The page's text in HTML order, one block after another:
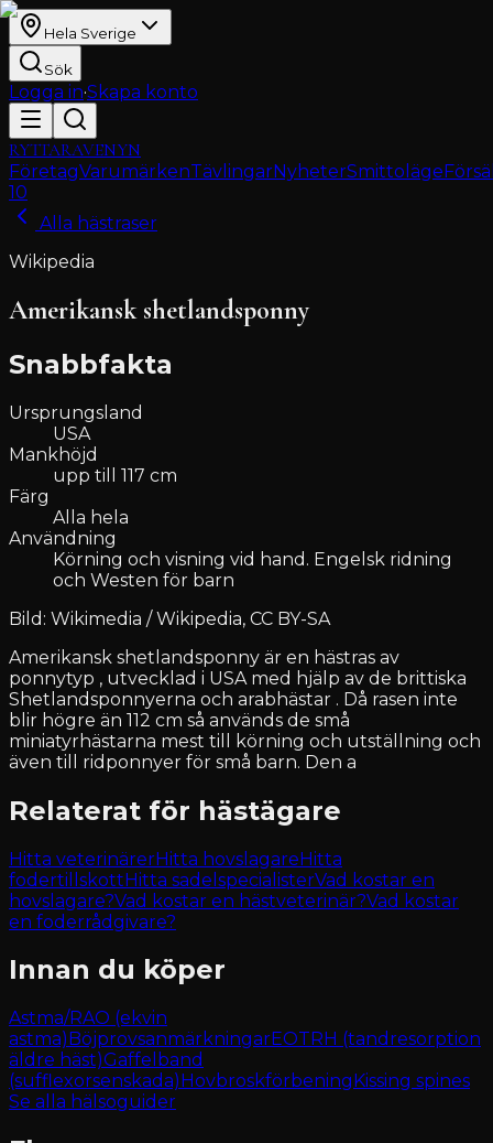
Hela Sverige
Sök
Logga in·Skapa konto
RYTTARAVENYN
FöretagVarumärkenTävlingarNyheterSmittoläge
10
Alla hästraser
Wikipedia
Amerikansk shetlandsponny
Snabbfakta
Ursprungsland
USA
Mankhöjd
upp till 117 cm
Färg
Alla hela
Användning
Körning och visning vid hand. Engelsk ridning
och Westen för barn
Bild: Wikimedia / Wikipedia, CC BY-SA
Amerikansk shetlandsponny är en hästras av
ponnytyp , utvecklad i USA med hjälp av de brittiska
Shetlandsponnyerna och arabhästar . Då rasen inte
blir högre än 112 cm så används de små
miniatyrhästarna mest till körning och utställning och
även till ridponnyer för små barn. Den a
Relaterat för hästägare
Hitta veterinärerHitta hovslagareHitta
fodertillskottHitta sadelspecialisterVad kostar en
hovslagare?Vad kostar en hästveterinär?Vad kostar
en foderrådgivare?
Innan du köper
Astma/RAO (ekvin
astma) BöjprovsanmärkningarEOTRH (tandresorption
äldre häst)Gaffelband
(sufflexorsenskada) Hovbroskförbening Kissing spines
Se alla hälsoguider